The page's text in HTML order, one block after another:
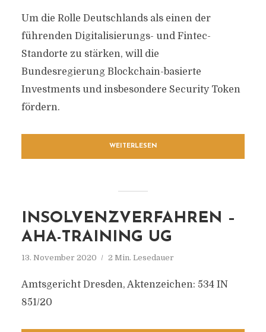
Um die Rolle Deutschlands als einen der
führenden Digitalisierungs- und Fintec-
Standorte zu stärken, will die
Bundesregierung Blockchain-basierte
Investments und insbesondere Security Token
fördern.
WEITERLESEN
INSOLVENZVERFAHREN –
AHA-TRAINING UG
13. November 2020 2 Min. Lesedauer
Amtsgericht Dresden, Aktenzeichen: 534 IN
851/20